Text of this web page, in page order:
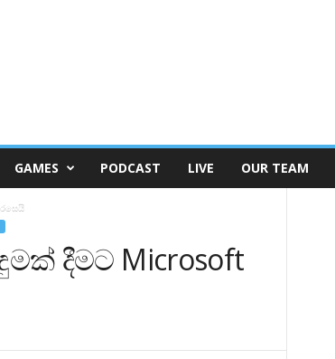
GAMES PODCAST LIVE OUR TEAM
දීමට Microsoft